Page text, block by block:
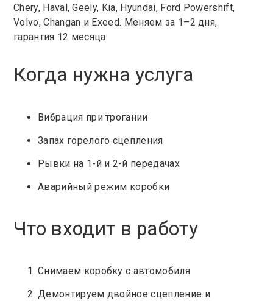
Chery, Haval, Geely, Kia, Hyundai, Ford Powershift,
Volvo, Changan и Exeed. Меняем за 1–2 дня,
гарантия 12 месяца.
Когда нужна услуга
Вибрация при трогании
Запах горелого сцепления
Рывки на 1-й и 2-й передачах
Аварийный режим коробки
Что входит в работу
Снимаем коробку с автомобиля
Демонтируем двойное сцепление и